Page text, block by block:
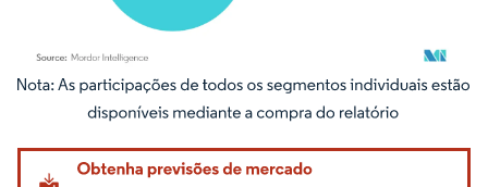
Imagem © Mordor Intelligence. O reuso requer atribuição conforme CC BY 4.0.